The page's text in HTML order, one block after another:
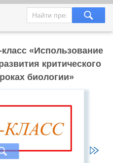
«Использование
критического
биологии»